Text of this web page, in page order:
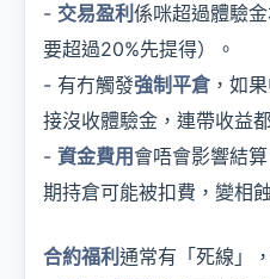
- 交易盈利 係咪超過體驗
要超過20%先提得）。
- 有冇觸發強制平倉 ，如
接沒收體驗金，連帶收益
- 資金費用會唔會影響結
期持倉可能被扣費，變相
合約福利 通常有「死線」